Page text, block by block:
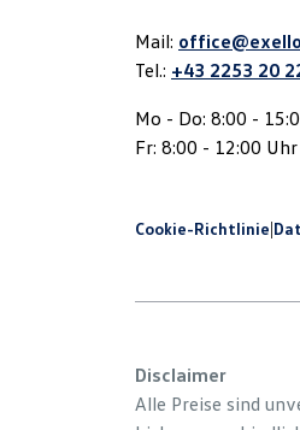
Mail:
Tel.: +43 2253 20
Mo - Do: 8:00 -
Fr: 8:00 - 12:00 Uhr
Cookie-Richtlinie|
Disclaimer
Alle Preise sind